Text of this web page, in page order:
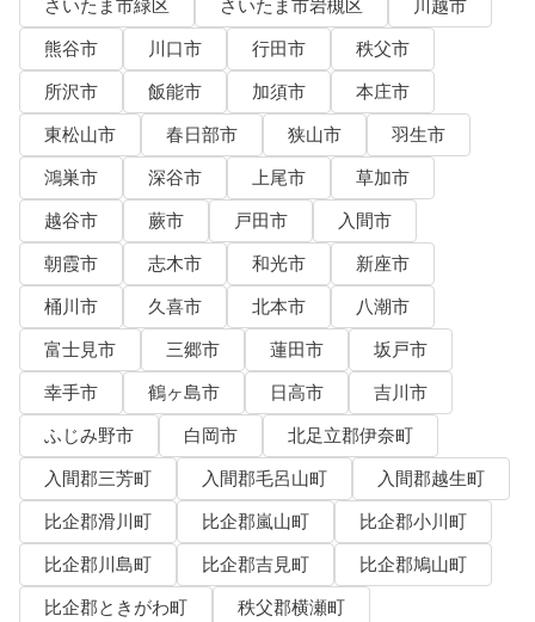
さいたま市緑区
さいたま市岩槻区
川越市
熊谷市
川口市 行田市
秩父市
所沢市
飯能市 加須市
本庄市
東松山市
春日部市 狭山市
羽生市
鴻巣市
深谷市 上尾市
草加市
越谷市
蕨市 戸田市
入間市
朝霞市
志木市 和光市
新座市
桶川市
久喜市 北本市
八潮市
富士見市
三郷市 蓮田市
坂戸市
幸手市
鶴ヶ島市 日高市
吉川市
ふじみ野市
白岡市
北足立郡伊奈町
入間郡三芳町
入間郡毛呂山町
入間郡越生町
比企郡滑川町
比企郡嵐山町
比企郡小川町
比企郡川島町
比企郡吉見町
比企郡鳩山町
比企郡ときがわ町
秩父郡横瀬町